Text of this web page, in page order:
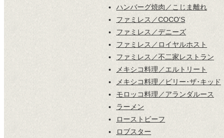
ハンバーグ焼肉／こじま離れ
ファミレス／COCO'S
ファミレス／デニーズ
ファミレス／ロイヤルホスト
ファミレス／不二家レストラン
メキシコ料理／エルトリート
メキシコ料理／ビリー･ザ･キッド
モロッコ料理／アランダルース
ラーメン
ローストビーフ
ロブスター